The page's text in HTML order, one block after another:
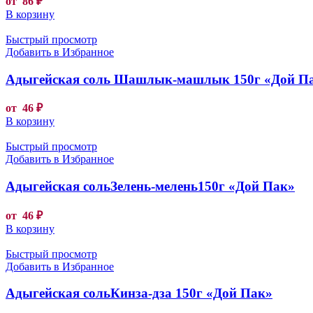
В корзину
Быстрый просмотр
Добавить в Избранное
Адыгейская соль Шашлык-машлык 150г «Дой
от 46 ₽
В корзину
Быстрый просмотр
Добавить в Избранное
Адыгейская сольЗелень-мелень150г «Дой Пак»
от 46 ₽
В корзину
Быстрый просмотр
Добавить в Избранное
Адыгейская сольКинза-дза 150г «Дой Пак»